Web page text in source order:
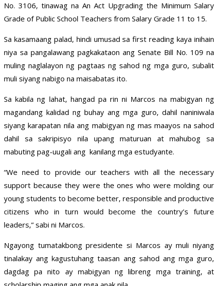
No. 3106, tinawag na An Act Upgrading the Minimum Salary
Grade of Public School Teachers from Salary Grade 11 to 15.
Sa kasamaang palad, hindi umusad sa first reading kaya inihain
niya sa pangalawang pagkakataon ang Senate Bill No. 109 na
muling naglalayon ng pagtaas ng sahod ng mga guro, subalit
muli siyang nabigo na maisabatas ito.
Sa kabila ng lahat, hangad pa rin ni Marcos na mabigyan ng
magandang kalidad ng buhay ang mga guro, dahil naniniwala
siyang karapatan nila ang mabigyan ng mas maayos na sahod
dahil sa sakripisyo nila upang maturuan at mahubog sa
mabuting pag-uugali ang kanilang mga estudyante.
“We need to provide our teachers with all the necessary
support because they were the ones who were molding our
young students to become better, responsible and productive
citizens who in turn would become the country’s future
leaders,” sabi ni Marcos.
Ngayong tumatakbong presidente si Marcos ay muli niyang
tinalakay ang kagustuhang taasan ang sahod ang mga guro,
dagdag pa nito ay mabigyan ng libreng mga training, at